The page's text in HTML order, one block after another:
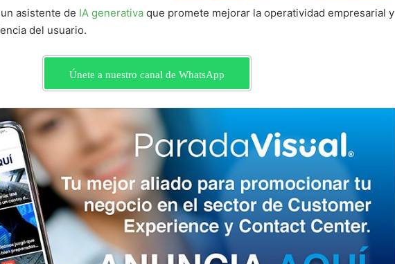
asistente de IA generativa que promete mejorar la operatividad empresarial y
del usuario.
Únete a nuestro canal de WhatsApp